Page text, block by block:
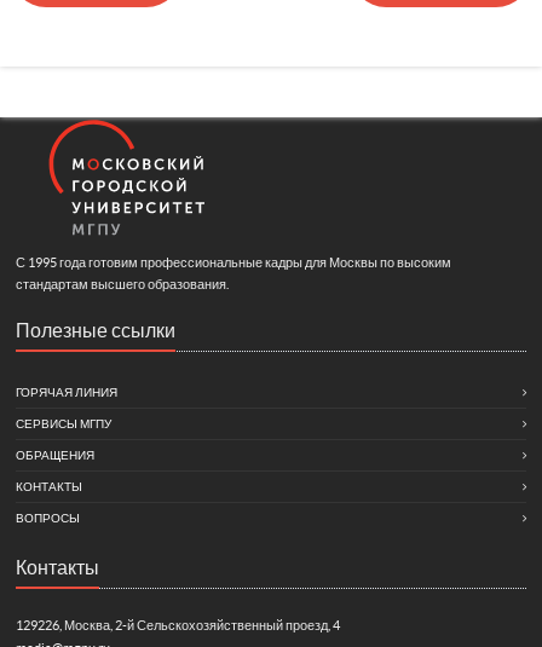
С 1995 года готовим профессиональные кадры для Москвы по высоким
стандартам высшего образования.
Полезные ссылки
ГОРЯЧАЯ ЛИНИЯ
СЕРВИСЫ МГПУ
ОБРАЩЕНИЯ
КОНТАКТЫ
ВОПРОСЫ
Контакты
129226, Москва, 2-й Сельскохозяйственный проезд, 4